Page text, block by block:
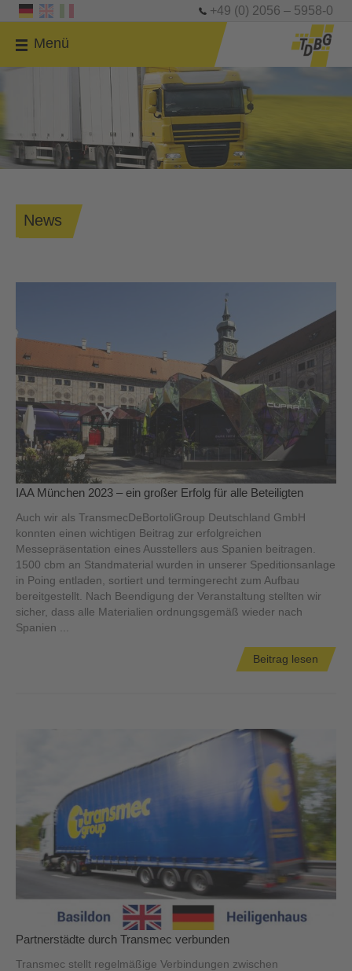
+49 (0) 2056 – 5958-0
Menü
News
IAA München 2023 – ein großer Erfolg für alle Beteiligten
Auch wir als TransmecDeBortoliGroup Deutschland GmbH
konnten einen wichtigen Beitrag zur erfolgreichen
Messepräsentation eines Ausstellers aus Spanien beitragen.
1500 cbm an Standmaterial wurden in unserer Speditionsanlage
in Poing entladen, sortiert und termingerecht zum Aufbau
bereitgestellt. Nach Beendigung der Veranstaltung stellten wir
sicher, dass alle Materialien ordnungsgemäß wieder nach
Spanien ...
Beitrag lesen
Partnerstädte durch Transmec verbunden
Transmec stellt regelmäßige Verbindungen zwischen